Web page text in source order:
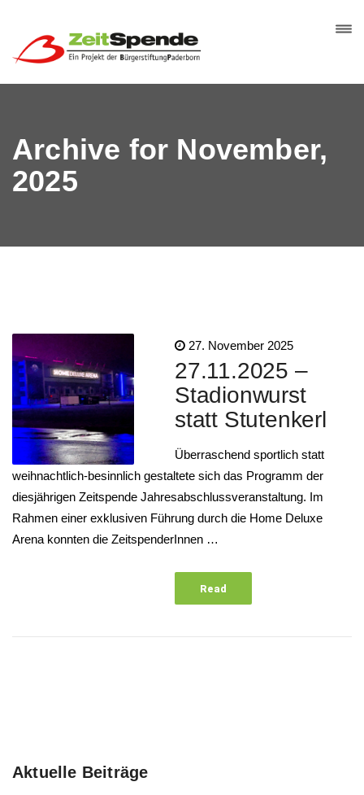
Archive for November,
2025
27. November 2025
27.11.2025 –
Stadionwurst
statt Stutenkerl
Überraschend sportlich statt
weihnachtlich-besinnlich gestaltete sich das Programm der
diesjährigen Zeitspende Jahresabschlussveranstaltung. Im
Rahmen einer exklusiven Führung durch die Home Deluxe
Arena konnten die ZeitspenderInnen …
Read
Aktuelle Beiträge